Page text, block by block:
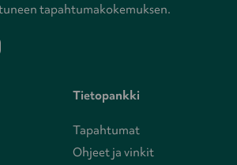
tapahtumakokemuksen.
Tietopankki
Tapahtumat
Ohjeet ja vinkit